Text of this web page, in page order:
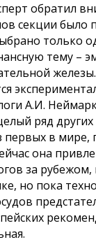
обратил
секции было
только
тему –
А.И.
ряд
первых в
она
за рубежом,
но пока